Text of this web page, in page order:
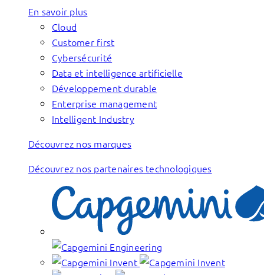
En savoir plus
Cloud
Customer first
Cybersécurité
Data et intelligence artificielle
Développement durable
Enterprise management
Intelligent Industry
Découvrez nos marques
Découvrez nos partenaires technologiques